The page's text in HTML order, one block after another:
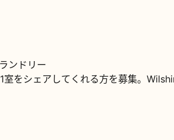
ランドリー
室をシェアしてくれる方を募集。